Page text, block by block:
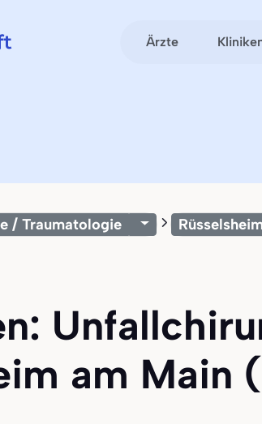
Ärzte
/ Traumatologie
am Main